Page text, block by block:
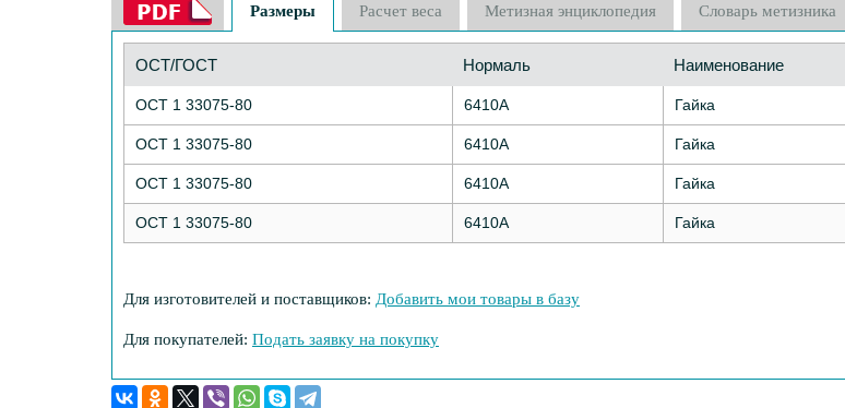
Размеры Расчет веса Метизная энциклопедия Словарь метизника
ОСТ/ГОСТ Нормаль Наименование
ОСТ 1 33075-80 6410А Гайка
ОСТ 1 33075-80 6410А Гайка
ОСТ 1 33075-80 6410А Гайка
ОСТ 1 33075-80 6410А Гайка
Для изготовителей и поставщиков: Добавить мои товары в базу
Для покупателей: Подать заявку на покупку